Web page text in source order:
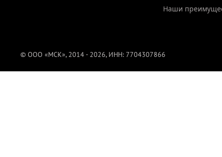
Наши
© ООО «МСК», 2014 - 2026, ИНН: 7704307866